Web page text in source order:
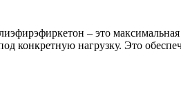
– это
конкретную нагрузку. Это